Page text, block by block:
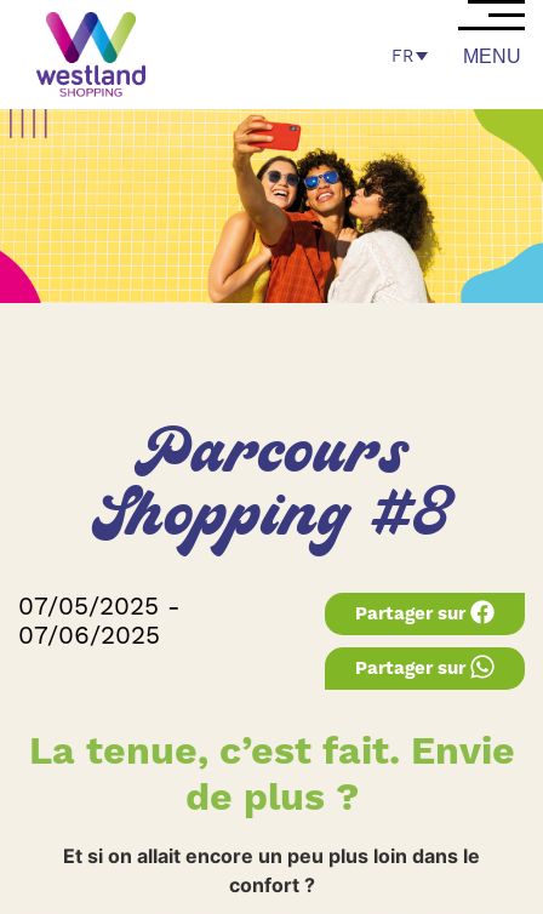
FR MENU
Parcours
Shopping #8
07/05/2025 -
07/06/2025
Partager sur
Partager sur
La tenue, c’est fait. Envie
de plus ?
Et si on allait encore un peu plus loin dans le
confort ?